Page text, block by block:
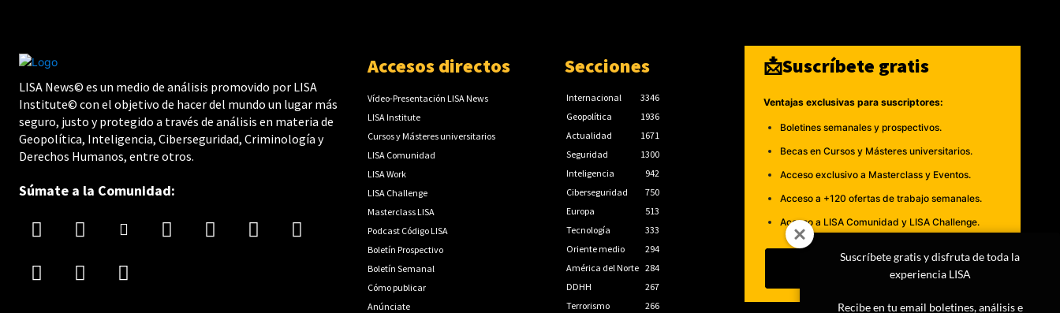
LISA News© es un medio de análisis promovido por LISA
Institute© con el objetivo de hacer del mundo un lugar más
seguro, justo y protegido a través de análisis en materia de
Geopolítica, Inteligencia, Ciberseguridad, Criminología y
Derechos Humanos, entre otros.
Súmate a la Comunidad:
Accesos directos
Vídeo-Presentación LISA News
LISA Institute
Cursos y Másteres universitarios
LISA Comunidad
LISA Work
LISA Challenge
Masterclass LISA
Podcast Código LISA
Boletín Prospectivo
Boletín Semanal
Cómo publicar
Anúnciate
Secciones
Internacional
3346
Geopolítica
1936
Actualidad
1671
Seguridad
1300
Inteligencia
942
Ciberseguridad
750
Europa
513
Tecnología
333
Oriente medio
294
América del Norte 284
DDHH
267
Terrorismo
266
📩Suscríbete gratis
Ventajas exclusivas para suscriptores:
Boletines semanales y prospectivos.
Becas en Cursos y Másteres universitarios.
Acceso exclusivo a Masterclass y Eventos.
Acceso a +120 ofertas de trabajo semanales.
Acceso a LISA Comunidad y LISA Challenge.
Suscribirme
Suscríbete gratis y disfruta de toda la
experiencia LISA
Recibe en tu email boletines, análisis e